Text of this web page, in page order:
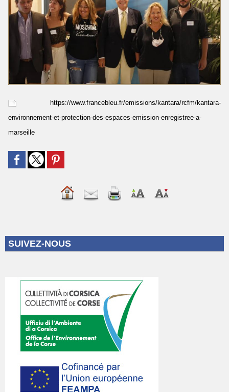
https://www.francebleu.fr/emissions/kantara/rcfm/kantara-
environnement-et-protection-des-espaces-emission-enregistree-a-
marseille
SUIVEZ-NOUS